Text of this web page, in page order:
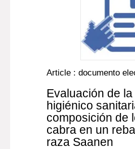
Article : documento
Evaluación de
higiénico
composición de
cabra en un
raza Saanen